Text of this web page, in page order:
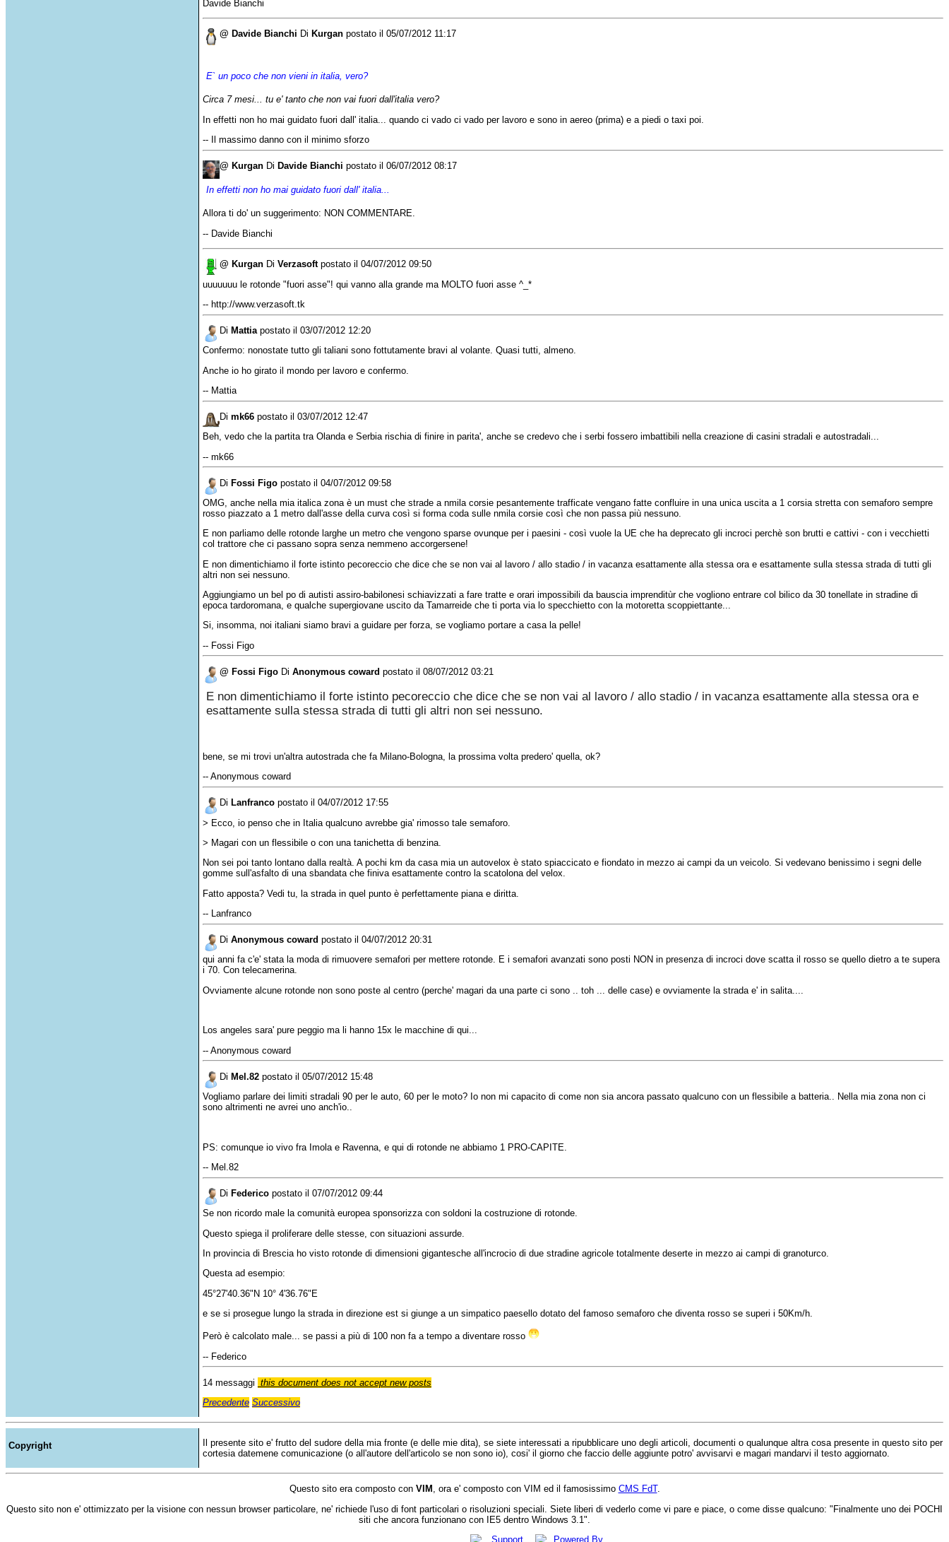
Davide Bianchi
@ Davide Bianchi Di Kurganpostato il 05/07/2012 11:17
E` un poco chenon vieniin italia, vero?
Circa 7 mesi... tue' tanto chenon vai fuori dall'italia vero?
In effetti non ho mai guidato fuori dall' italia... quando ci vado ci vadoper lavoroe sonoin aereo(prima) e a piedi o taxi poi.
-- Il massimo danno con il minimo sforzo
@ KurganDi Davide Bianchi postato il 06/07/2012 08:17
In effetti non ho mai guidato fuori dall' italia...
Allora ti do' un suggerimento: NON COMMENTARE.
-- Davide Bianchi
@ KurganDi Verzasoftpostato il 04/07/2012 09:50
uuuuuuule rotonde"fuori asse"! qui vanno alla grandema MOLTO fuori asse^_*
-- http://www.verzasoft.tk
Di Mattiapostato il 03/07/2012 12:20
Confermo: nonostate tutto gli taliani sono fottutamente bravi al volante. Quasi tutti, almeno.
Anche ioho girato il mondoper lavoroe confermo.
-- Mattia
Di mk66postato il 03/07/2012 12:47
Beh, vedo chela partita tra Olandae Serbia rischia di finirein parita', anchese credevo chei serbi fossero imbattibili nella creazione di casini stradali e autostradali...
-- mk66
Di Fossi Figopostato il 04/07/2012 09:58
OMG, anche nella mia italica zona è un must che strade a nmila corsie pesantemente trafficate vengano fatte confluire in una unica uscita a 1 corsia stretta con semaforo sempre
rosso piazzato a 1 metro dall'asse della curva così si forma coda sulle nmila corsie così che non passa più nessuno.
E non parliamo delle rotonde larghe un metro che vengono sparse ovunque per i paesini - così vuole la UE che ha deprecato gli incroci perchè son brutti e cattivi - con i vecchietti
col trattore che ci passano sopra senza nemmeno accorgersene!
E non dimentichiamo il forte istinto pecoreccio che dice che se non vai al lavoro / allo stadio / in vacanza esattamente alla stessa ora e esattamente sulla stessa strada di tutti gli
altri non sei nessuno.
Aggiungiamo un bel po di autisti assiro-babilonesi schiavizzati a fare tratte e orari impossibili da bauscia imprenditùr che vogliono entrare col bilico da 30 tonellate in stradine di
epoca tardoromana, e qualche supergiovane uscito da Tamarreide che ti porta via lo specchietto con la motoretta scoppiettante...
Si, insomma, noi italiani siamo bravi a guidare per forza, se vogliamo portare a casa la pelle!
-- Fossi Figo
@ Fossi FigoDi Anonymous coward postato il 08/07/2012 03:21
E non dimentichiamo il forte istinto pecoreccio chedice chese non vai al lavoro/ allo stadio/ in vacanza esattamente alla stessa orae
esattamente sulla stessa strada di tutti gli altri non sei nessuno.
bene, se mi trovi un'altra autostrada chefa Milano-Bologna, la prossima volta predero' quella, ok?
-- Anonymous coward
Di Lanfrancopostato il 04/07/2012 17:55
> Ecco, io penso chein Italia qualcuno avrebbe gia' rimossotale semaforo.
> Magari con un flessibileo con una tanichetta di benzina.
Non sei poi tanto lontano dalla realtà. A pochi km dacasa miaun autovelox è stato spiaccicatoe fiondatoin mezzo ai campi daun veicolo. Si vedevano benissimoi segni delle
gomme sull'asfalto di una sbandata che finiva esattamente controla scatolonadel velox.
Fatto apposta? Vedi tu, la stradain quel punto è perfettamente pianae diritta.
-- Lanfranco
Di Anonymous coward postato il 04/07/2012 20:31
qui anni fa c'e' statala moda di rimuovere semafori per mettere rotonde. E i semafori avanzati sono posti NON in presenza di incroci dove scatta il rossose quello dietroa te supera
i 70. Con telecamerina.
Ovviamente alcune rotondenon sono posteal centro(perche' magari da una parte ci sono.. toh... dellecase) e ovviamentela stradae' in salita....
Los angeles sara' pure peggioma li hanno 15xle macchine di qui...
-- Anonymous coward
Di Mel.82postato il 05/07/2012 15:48
Vogliamo parlare dei limiti stradali 90 per le auto, 60 per le moto? Ionon mi capacito di come non sia ancora passato qualcunocon un flessibilea batteria.. Nella mia zonanon ci
sono altrimenti ne avrei uno anch'io..
PS: comunque iovivo fra Imolae Ravenna, e qui di rotondene abbiamo1 PRO-CAPITE
-- Mel.82
Di Federicopostato il 07/07/2012 09:44
Se non ricordomale la comunità europea sponsorizzacon soldoni la costruzione di rotonde.
Questo spiega il proliferare delle stesse, con situazioni assurde.
In provincia di Bresciaho visto rotonde di dimensioni gigantesche all'incrocio di due stradine agricole totalmente desertein mezzo ai campi di granoturco.
Questaad esempio:
45°27'40.36"N 10° 4'36.76"E
e se si prosegue lungola stradain direzione est si giungea un simpatico paesello dotatodel famoso semaforo che diventa rossose superi i 50Km/h.
Però è calcolatomale... se passi a più di 100 non fa a tempo a diventare rosso
-- Federico
14 messaggi this document does not accept new posts
Precedente Successivo
Copyright
Il presente sito e' frutto del sudore della mia fronte (e delle mie dita), se siete interessati a ripubblicare uno degli articoli, documenti o qualunque altra cosa presente in questo sito per
cortesia datemene comunicazione (o all'autore dell'articolo se non sono io), cosi' il giorno che faccio delle aggiunte potro' avvisarvi e magari mandarvi il testo aggiornato.
Questo sito era composto con VIM , ora e' composto con VIM ed il famosissimo CMS FdT.
Questo sito non e' ottimizzato per la visione con nessun browser particolare, ne' richiede l'uso di font particolari o risoluzioni speciali. Siete liberi di vederlo come vi pare e piace, o come disse qualcuno: "Finalmente uno dei POCHI
siti che ancora funzionano con IE5 dentro Windows 3.1".